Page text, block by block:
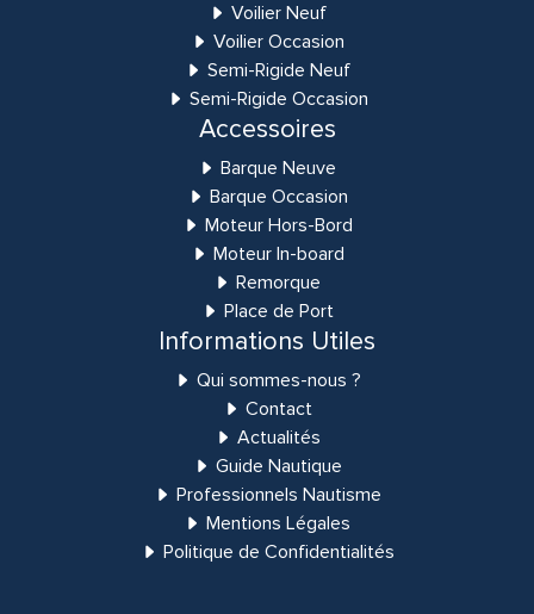
Voilier Neuf
Voilier Occasion
Semi-Rigide Neuf
Semi-Rigide Occasion
Accessoires
Barque Neuve
Barque Occasion
Moteur Hors-Bord
Moteur In-board
Remorque
Place de Port
Informations Utiles
Qui sommes-nous ?
Contact
Actualités
Guide Nautique
Professionnels Nautisme
Mentions Légales
Politique de Confidentialités